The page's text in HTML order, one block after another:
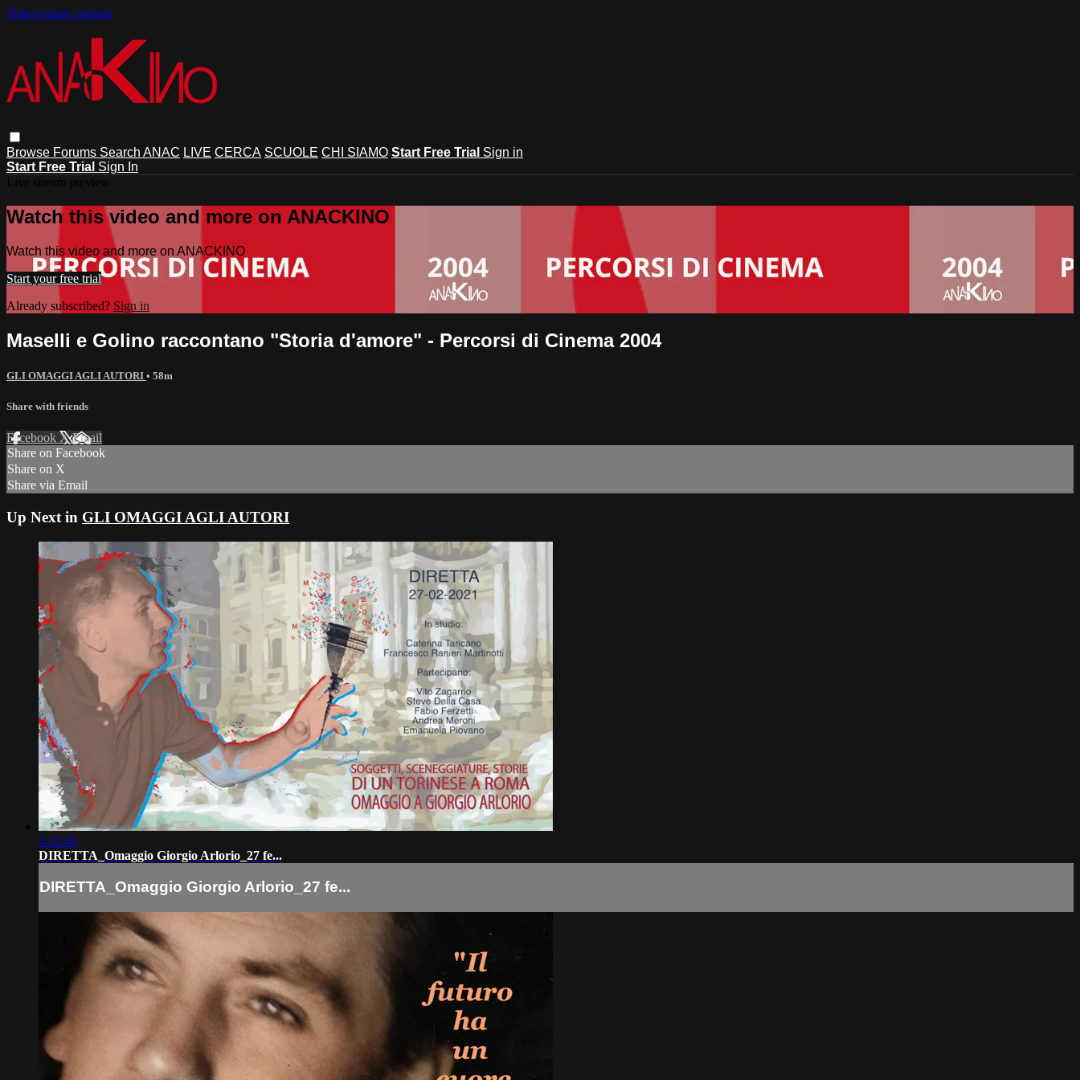
Skip to main content
Browse Forums Search ANAC LIVE CERCA SCUOLE CHI SIAMO Start Free Trial Sign in
Start Free Trial Sign In
Watch this video and more on ANACKINO
Watch this video and more on ANACKINO
Start your free trial
Already subscribed? Sign in
Maselli e Golino raccontano "Storia d'amore" - Percorsi di Cinema 2004
GLI OMAGGI AGLI AUTORI • 58m
Share with friends
Facebook XEmail
Share on Facebook
Share on X
Share via Email
Up Next in GLI OMAGGI AGLI AUTORI
3:32:45
DIRETTA_Omaggio Giorgio Arlorio_27 fe...
DIRETTA_Omaggio Giorgio Arlorio_27 fe...